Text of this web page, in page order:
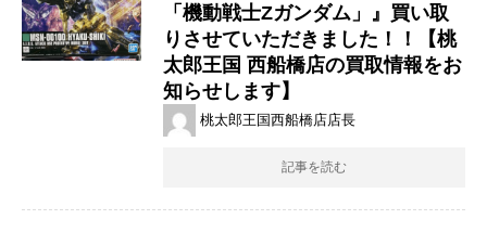
「機動戦士Zガンダム」』買い取
りさせていただきました！！【桃
太郎王国 西船橋店の買取情報をお
知らせします】
桃太郎王国西船橋店店長
記事を読む